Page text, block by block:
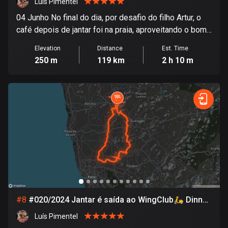
122 routes
El Salvador
9 routes
Estonia
1147 routes
Faroe Islands
Fiji
04 Junho No final do dia, por desafio do filho Artur, o
café depois de jantar foi na praia, aproveitando o bom
end of the day, at the challenge of his son Artur, coffee
good weather and another motorcycle ride 🛵
Elevation
250 m
Distance
119 km
Est. Time
2 h 10 m
#8 #020/2024 Jantar é saída ao WingClub🛵 Dinner
is at the WingClub
Luís Pimentel